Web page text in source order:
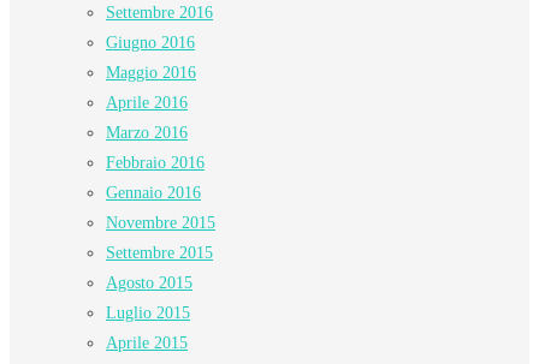
Settembre 2016
Giugno 2016
Maggio 2016
Aprile 2016
Marzo 2016
Febbraio 2016
Gennaio 2016
Novembre 2015
Settembre 2015
Agosto 2015
Luglio 2015
Aprile 2015